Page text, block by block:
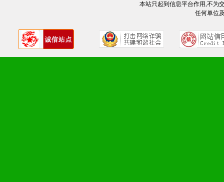
2、市场保护支持：供优
统一底价供货、严格保证
3、对代理商、经销商提供
本站只起到信息平台作用,不为
任何单位